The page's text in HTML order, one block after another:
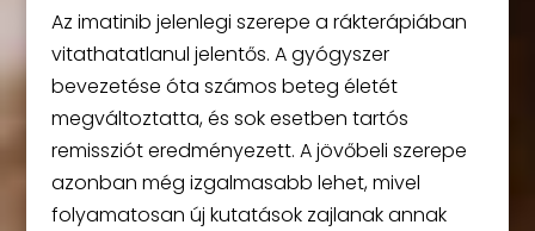
Az imatinib jelenlegi szerepe a rákterápiában
vitathatatlanul jelentős. A gyógyszer
bevezetése óta számos beteg életét
megváltoztatta, és sok esetben tartós
remissziót eredményezett. A jövőbeli szerepe
azonban még izgalmasabb lehet, mivel
folyamatosan új kutatások zajlanak annak